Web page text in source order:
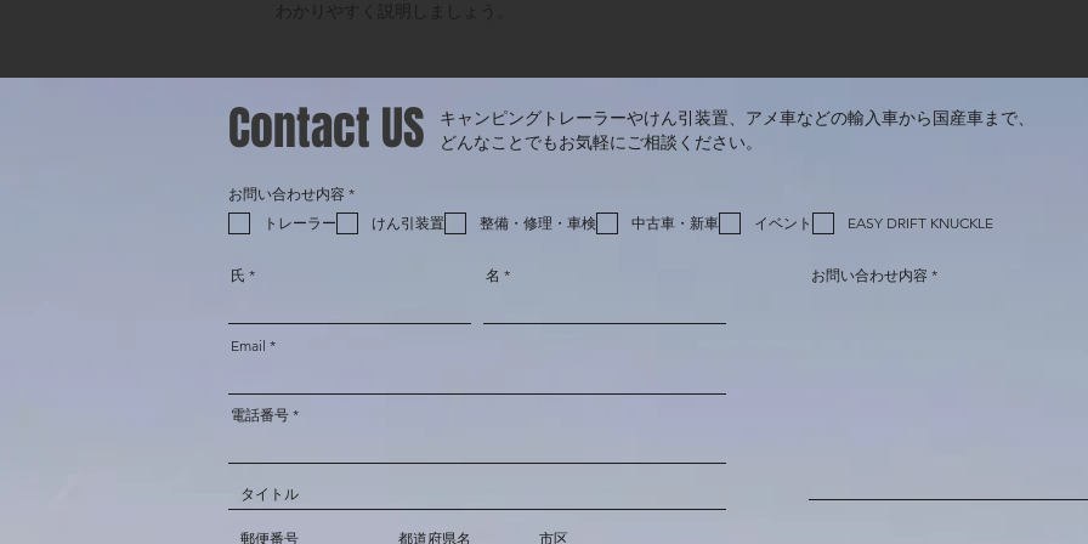
Contact US
キャンピングトレーラーやけん引装置、アメ車などの輸入車から国産車まで、
どんなことでもお気軽にご相談ください。
お問い合わせ内容 *必
目
トレーラー けん引装置 整備・修理・車検 中古車・新車 イベント EASY DRIFT KNUCKLE
氏 名
Email
電話番号
お問い合わせ内容